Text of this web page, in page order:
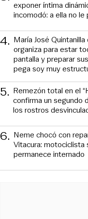
exponer íntima
incomodó: a ella no le
4. María José
organiza para estar
pantalla y preparar
pega soy muy
5. Remezón total en el
confirma un segundo
los rostros
6. Neme chocó con
Vitacura:
permanece internado